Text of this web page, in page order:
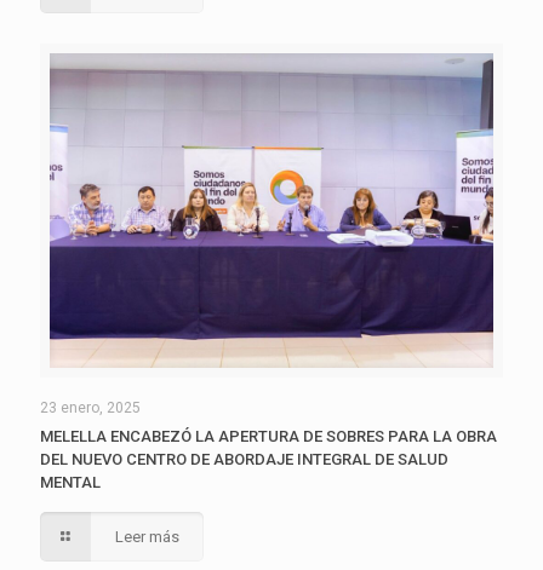
23 enero, 2025
MELELLA ENCABEZÓ LA APERTURA DE SOBRES PARA LA OBRA
DEL NUEVO CENTRO DE ABORDAJE INTEGRAL DE SALUD
MENTAL
Leer más